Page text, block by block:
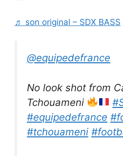
♬ son original – SDX BASS
@equipedefrance
No look shot from
Tchouameni
#equipedefrance
#tchouameni